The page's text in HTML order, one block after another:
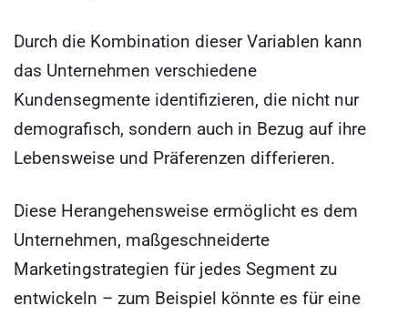
Durch die Kombination dieser Variablen kann
das Unternehmen verschiedene
Kundensegmente identifizieren, die nicht nur
demografisch, sondern auch in Bezug auf ihre
Lebensweise und Präferenzen differieren.
Diese Herangehensweise ermöglicht es dem
Unternehmen, maßgeschneiderte
Marketingstrategien für jedes Segment zu
entwickeln – zum Beispiel könnte es für eine